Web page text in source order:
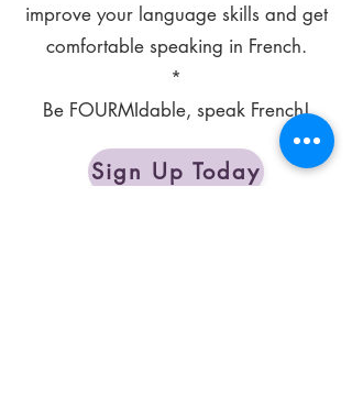
improve your language skills and get
comfortable speaking in French.
*
Be FOURMIdable, speak French!
Sign Up Today